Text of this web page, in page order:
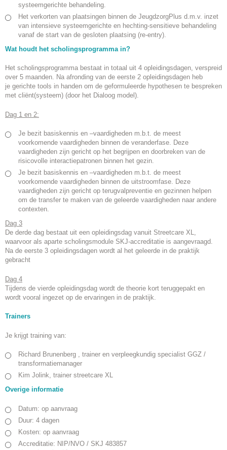
systeemgerichte behandeling.
Het verkorten van plaatsingen binnen de JeugdzorgPlus d.m.v. inzet
van intensieve systeemgerichte en hechting-sensitieve behandeling
vanaf de start van de gesloten plaatsing (re-entry).
Wat houdt het scholingsprogramma in?
Het scholingsprogramma bestaat in totaal uit 4 opleidingsdagen, verspreid
over 5 maanden. Na afronding van de eerste 2 opleidingsdagen heb
je gerichte tools in handen om de geformuleerde hypothesen te bespreken
met cliënt(systeem) (door het Dialoog model).
Dag 1 en 2:
Je bezit basiskennis en –vaardigheden m.b.t. de meest
voorkomende vaardigheden binnen de veranderfase. Deze
vaardigheden zijn gericht op het begrijpen en doorbreken van de
risicovolle interactiepatronen binnen het gezin.
Je bezit basiskennis en –vaardigheden m.b.t. de meest
voorkomende vaardigheden binnen de uitstroomfase. Deze
vaardigheden zijn gericht op terugvalpreventie en gezinnen helpen
om de transfer te maken van de geleerde vaardigheden naar andere
contexten.
Dag 3
De derde dag bestaat uit een opleidingsdag vanuit Streetcare XL,
waarvoor als aparte scholingsmodule SKJ-accreditatie is aangevraagd.
Na de eerste 3 opleidingsdagen wordt al het geleerde in de praktijk
gebracht
Dag 4
Tijdens de vierde opleidingsdag wordt de theorie kort teruggepakt en
wordt vooral ingezet op de ervaringen in de praktijk.
Trainers
Je krijgt training van:
Richard Brunenberg , trainer en verpleegkundig specialist GGZ /
transformatiemanager
Kim Jolink, trainer streetcare XL
Overige informatie
Datum: op aanvraag
Duur: 4 dagen
Kosten: op aanvraag
Accreditatie: NIP/NVO / SKJ 483857